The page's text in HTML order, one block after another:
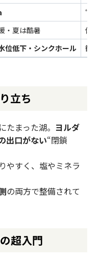
“し
・夏は酷暑
低
位低下・シンクホール 観
立ち
たまった湖。 ヨルダ
出口がない“閉鎖
やすく、塩やミネラ
の両方で整備されて
超入門